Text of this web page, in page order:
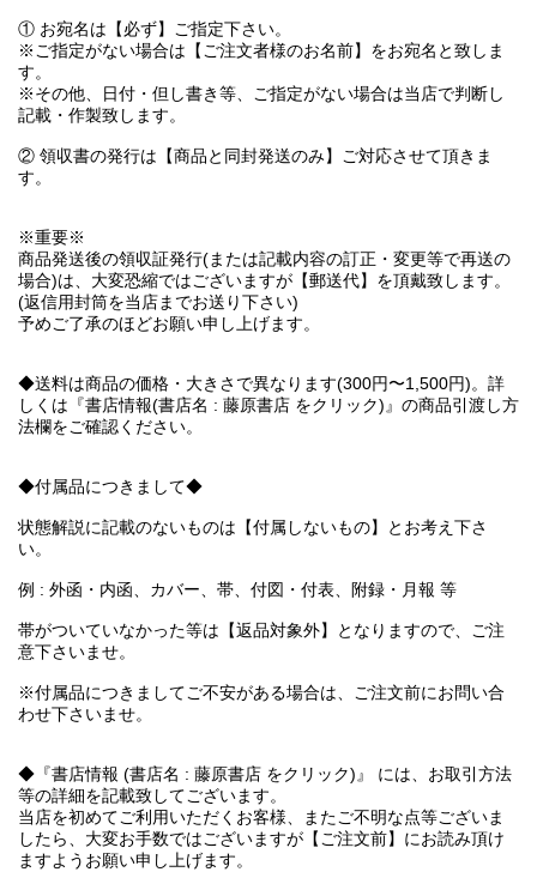
① お宛名は【必ず】ご指定下さい。
※ご指定がない場合は【ご注文者様のお名前】をお宛名と致しま
す。
※その他、日付・但し書き等、ご指定がない場合は当店で判断し
記載・作製致します。
② 領収書の発行は【商品と同封発送のみ】ご対応させて頂きま
す。
※重要※
商品発送後の領収証発行(または記載内容の訂正・変更等で再送の
場合)は、大変恐縮ではございますが【郵送代】を頂戴致します。
(返信用封筒を当店までお送り下さい)
予めご了承のほどお願い申し上げます。
◆送料は商品の価格・大きさで異なります(300円〜1,500円)。詳
しくは『書店情報(書店名 : 藤原書店 をクリック)』の商品引渡し方
法欄をご確認ください。
◆付属品につきまして◆
状態解説に記載のないものは【付属しないもの】とお考え下さ
い。
例 : 外函・内函、カバー、帯、付図・付表、附録・月報 等
帯がついていなかった等は【返品対象外】となりますので、ご注
意下さいませ。
※付属品につきましてご不安がある場合は、ご注文前にお問い合
わせ下さいませ。
◆『書店情報 (書店名 : 藤原書店 をクリック)』 には、お取引方法
等の詳細を記載致してございます。
当店を初めてご利用いただくお客様、またご不明な点等ございま
したら、大変お手数ではございますが【ご注文前】にお読み頂け
ますようお願い申し上げます。